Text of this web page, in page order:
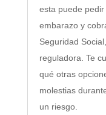
esta puede
embarazo y
Seguridad
reguladora. Te
qué otras
molestias
un riesgo.